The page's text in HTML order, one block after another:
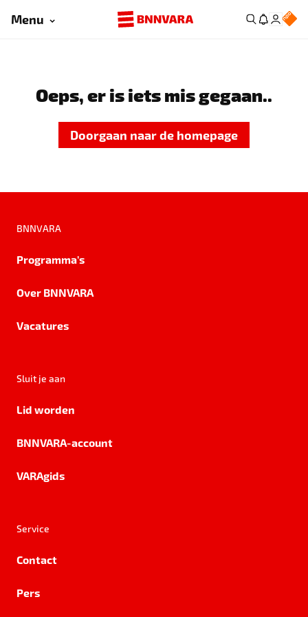
Menu
Oeps, er is iets mis gegaan..
Doorgaan naar de homepage
BNNVARA
Programma's
Over BNNVARA
Vacatures
Sluit je aan
Lid worden
BNNVARA-account
VARAgids
Service
Contact
Pers